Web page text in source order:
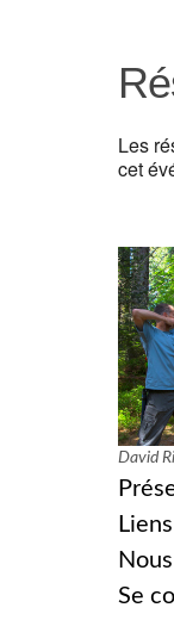
Les
cet
David
Se